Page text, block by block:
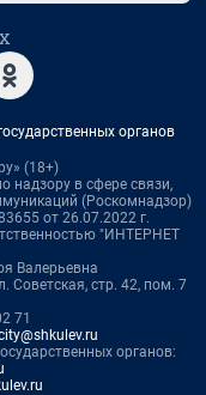
органов
(18+)
надзору в сфере связи,
(Роскомнадзор)
от 26.07.2022 г.
"ИНТЕРНЕТ
Валерьевна
Советская, стр. 42, пом. 7
71
органов: